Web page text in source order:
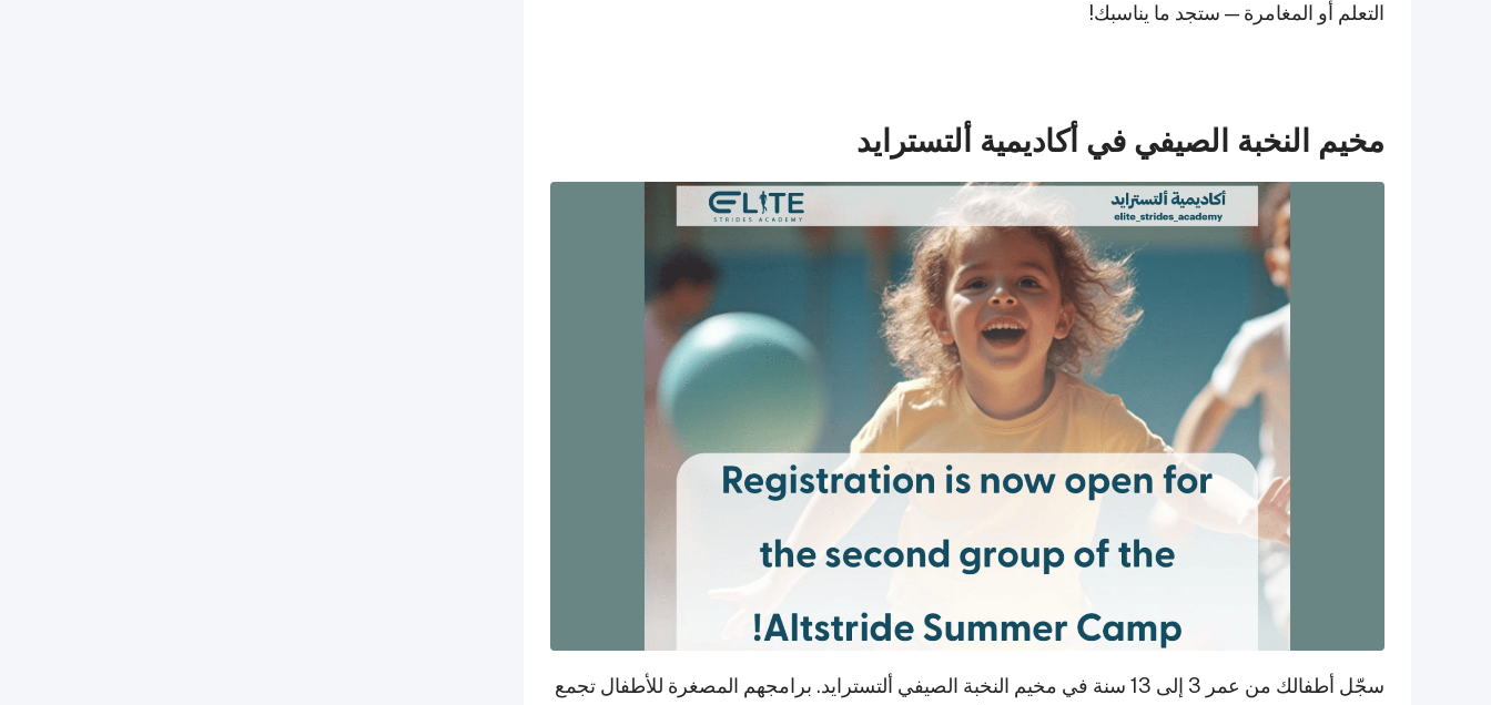
التعلم أو المغامرة — ستجد ما يناسبك!
مخيم النخبة الصيفي في أكاديمية ألتسترايد
سجّل أطفالك من عمر 3 إلى 13 سنة في مخيم النخبة الصيفي ألتسترايد. برامجهم المصغرة للأطفال تجمع